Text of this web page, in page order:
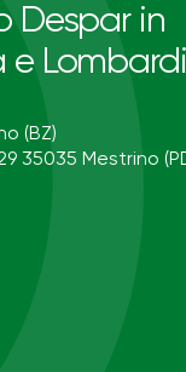
Despar in
e
(BZ)
35035 Mestrino